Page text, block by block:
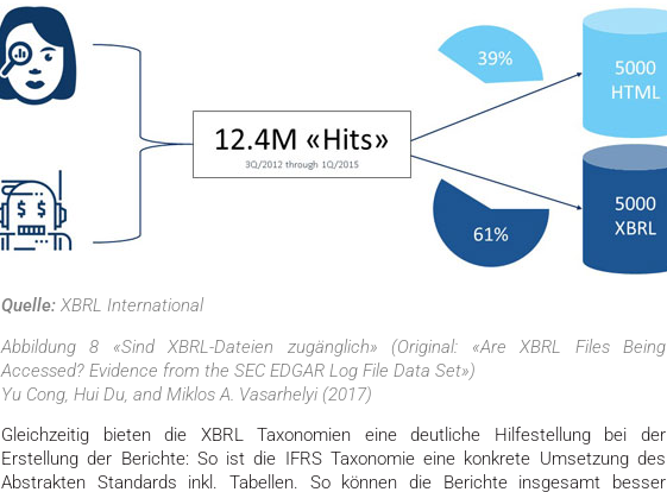
Quelle: XBRL International
Abbildung 8 «Sind XBRL-Dateien zugänglich» (Original: «Are XBRL Files Being
Accessed? Evidence from the SEC EDGAR Log File Data Set»)
Yu Cong, Hui Du, and Miklos A. Vasarhelyi (2017)
Gleichzeitig bieten die XBRL Taxonomien eine deutliche Hilfestellung bei der
Erstellung der Berichte: So ist die IFRS Taxonomie eine konkrete Umsetzung des
Abstrakten Standards inkl. Tabellen. So können die Berichte insgesamt besser